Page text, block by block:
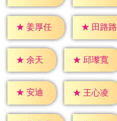
★ 姜厚任 ★ 田路路
★ 余天 ★ 邱瓈寬
★ 安迪 ★ 王心凌